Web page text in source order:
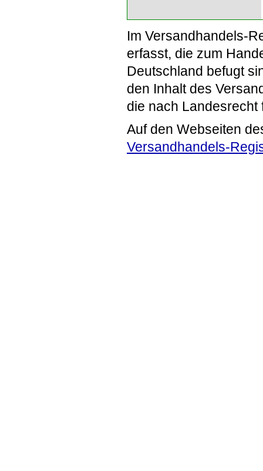
Im Versandhandels-
erfasst, die zum
Deutschland befugt
den Inhalt des
die nach Landesrecht
Auf den Webseiten
Versandhandels-